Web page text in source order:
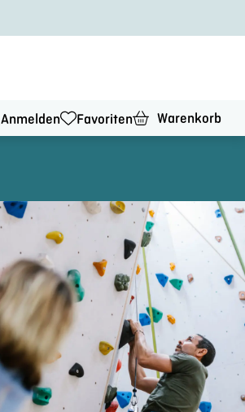
Anmelden Favoriten Warenkorb